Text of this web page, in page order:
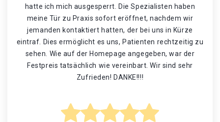
hatte ich mich ausgesperrt. Die Spezialisten haben
meine Tür zu Praxis sofort eröffnet, nachdem wir
jemanden kontaktiert hatten, der bei uns in Kürze
eintraf. Dies ermöglicht es uns, Patienten rechtzeitig zu
sehen. Wie auf der Homepage angegeben, war der
Festpreis tatsächlich wie vereinbart. Wir sind sehr
Zufrieden! DANKE!!!!